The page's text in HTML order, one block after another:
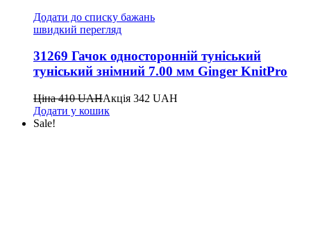
Додати до списку бажань
швидкий перегляд
31269 Гачок односторонній туніський
туніський знімний 7.00 мм Ginger KnitPro
Ціна410UAHАкція 342 UAH
Додати у кошик
Sale!